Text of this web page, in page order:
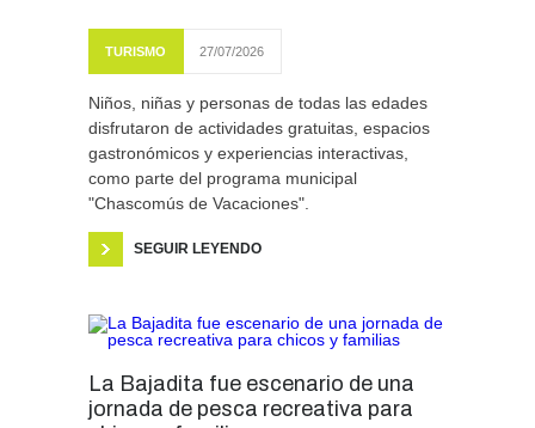
TURISMO 27/07/2026
Niños, niñas y personas de todas las edades
disfrutaron de actividades gratuitas, espacios
gastronómicos y experiencias interactivas,
como parte del programa municipal
"Chascomús de Vacaciones".
SEGUIR LEYENDO
La Bajadita fue escenario de una
jornada de pesca recreativa para